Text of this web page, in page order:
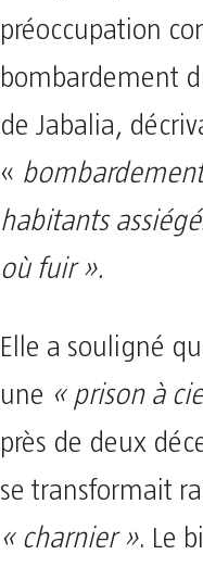
préoccupation
bombardement
de Jabalia,
«
habitants
où fuir ».
Elle a souligné
une « prison à
près de deux
se transformait
« charnier ». Le